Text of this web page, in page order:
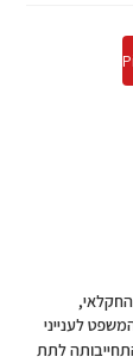
לענייני
לתת